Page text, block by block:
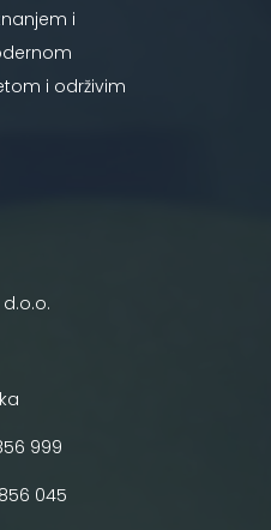
i
i održivim
d.o.o.
999
045